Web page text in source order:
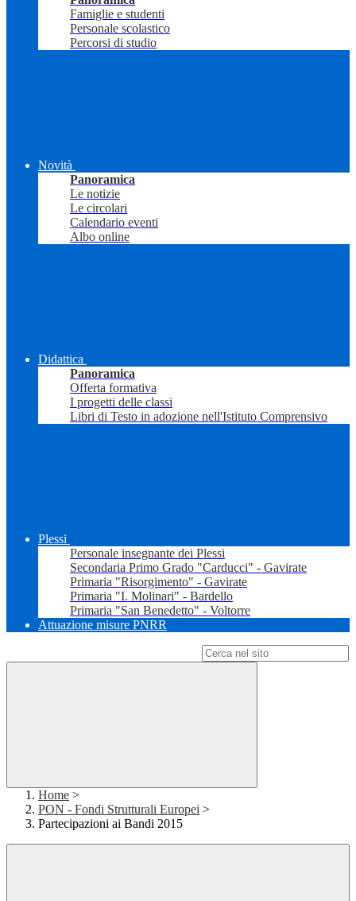
Famiglie e studenti
Personale scolastico
Percorsi di studio
Novità
Panoramica
Le notizie
Le circolari
Calendario eventi
Albo online
Didattica
Panoramica
Offerta formativa
I progetti delle classi
Libri di Testo in adozione nell'Istituto Comprensivo
Plessi
Personale insegnante dei Plessi
Secondaria Primo Grado "Carducci" - Gavirate
Primaria "Risorgimento" - Gavirate
Primaria "I. Molinari" - Bardello
Primaria "San Benedetto" - Voltorre
Attuazione misure PNRR
Home >
PON - Fondi Strutturali Europei >
Partecipazioni ai Bandi 2015